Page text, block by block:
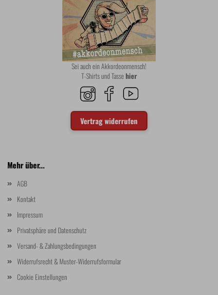
Sei auch ein Akkordeonmensch!
T-Shirts und Tassehier
Vertrag widerrufen
Mehr über...
AGB
Kontakt
Impressum
Privatsphäre und Datenschutz
Versand- & Zahlungsbedingungen
Widerrufsrecht & Muster-Widerrufsformular
Cookie Einstellungen